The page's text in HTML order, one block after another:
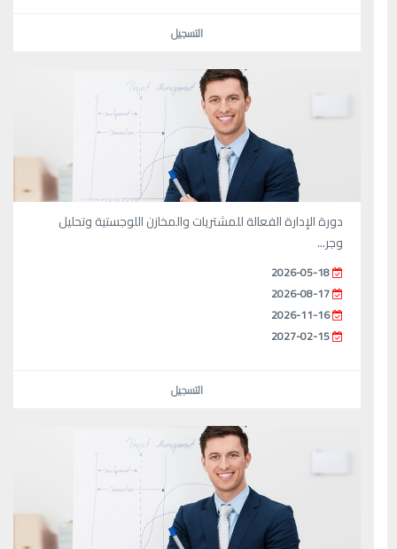
التسجيل
دورة الإدارة الفعالة للمشتريات والمخازن اللوجستية وتحليل
وجر...
2026-05-18
2026-08-17
2026-11-16
2027-02-15
التسجيل